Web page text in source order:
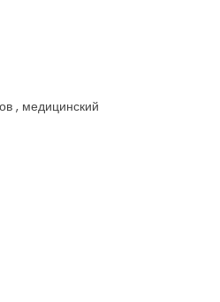
, медицинский